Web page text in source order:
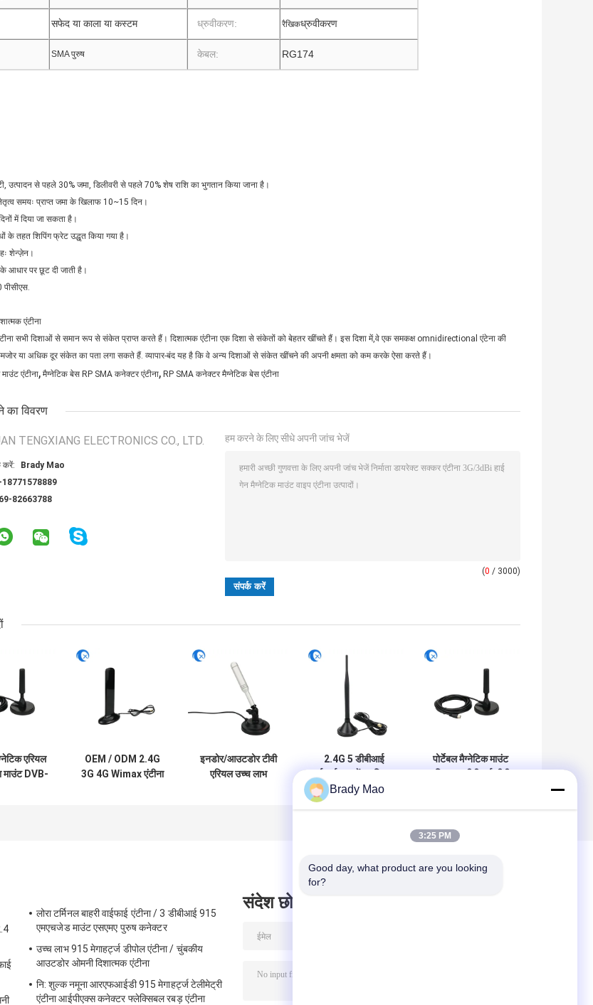
सफेद या काला या कस्टम ध्रुवीकरण: रैखिकध्रुवीकरण
SMA पुरुष केबल: RG174
उत्पादन से पहले 30% जमा, डिलीवरी से पहले 70% शेष राशि का भुगतान किया जाना है।
समयः प्राप्त जमा के खिलाफ 10~15 दिन।
में दिया जा सकता है।
के तहत शिपिंग फ्रेट उद्धृत किया गया है।
शेन्ज़ेन।
आधार पर छूट दी जाती है।
एंटीना
सभी दिशाओं से समान रूप से संकेत प्राप्त करते हैं। दिशात्मक एंटीना एक दिशा से संकेतों को बेहतर खींचते हैं। इस दिशा में,वे एक समकक्ष omnidirectional एंटेना की
या अधिक दूर संकेत का पता लगा सकते हैं. व्यापार-बंद यह है कि वे अन्य दिशाओं से संकेत खींचने की अपनी क्षमता को कम करके ऐसा करते हैं।
एंटीना, मैग्नेटिक बेस RP SMA कनेक्टर एंटीना, RP SMA कनेक्टर मैग्नेटिक बेस एंटीना
का विवरण
TENGXIANG ELECTRONICS CO., LTD.
करें:
Brady Mao
18771578889
82663788
हम करने के लिए सीधे अपनी जांच भेजें
(0 / 3000)
एरियल
माउंट DVB-
OEM / ODM 2.4G
3G 4G Wimax एंटीना
इनडोर/आउटडोर टीवी
एरियल उच्च लाभ
2.4G 5 डीबीआई
वायरलेस संचार के लिए
SMA पुरुष कनेक्टर के
पोर्टेबल मैग्नेटिक माउंट
लोरा टर्मिनल बाहरी वाईफाई एंटीना / 3 डीबीआई 915
एमएचजेड माउंट एसएमए पुरुष कनेक्टर
उच्च लाभ 915 मेगाहर्ट्ज डीपोल एंटीना / चुंबकीय
आउटडोर ओमनी दिशात्मक एंटीना
नि: शुल्क नमूना आरएफआईडी 915 मेगाहर्ट्ज टेलीमेट्री
एंटीना आईपीएक्स कनेक्टर फ्लेक्सिबल रबड़ एंटीना
संदेश छोड़ दो
Brady Mao
3:25 PM
Good day, what product are you looking
for?